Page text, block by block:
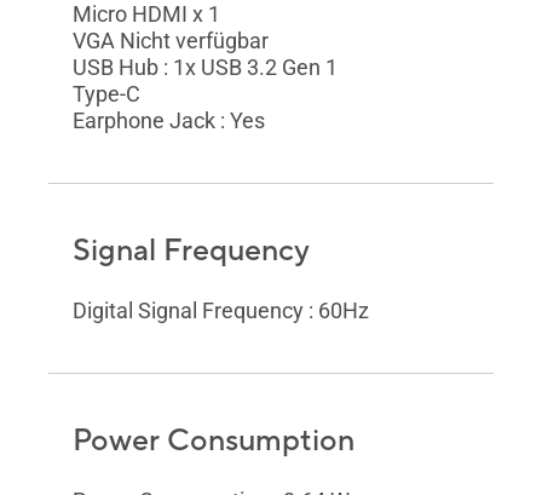
Micro HDMI x 1
VGA Nicht verfügbar
USB Hub : 1x USB 3.2 Gen 1
Type-C
Earphone Jack : Yes
Signal Frequency
Digital Signal Frequency : 60Hz
Power Consumption